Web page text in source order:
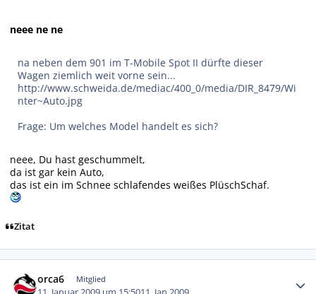
neee ne ne
na neben dem 901 im T-Mobile Spot II dürfte dieser
Wagen ziemlich weit vorne sein...
http://www.schweida.de/mediac/400_0/media/DIR_8479/Wi
nter~Auto.jpg
Frage: Um welches Model handelt es sich?
neee, Du hast geschummelt,
da ist gar kein Auto,
das ist ein im Schnee schlafendes weißes PlüschSchaf.
Zitat
orca6 Mitglied